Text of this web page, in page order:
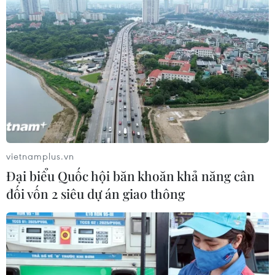
#Mưa lớn #Ngập lụt #Bến Tre
Bến Tre
Vĩnh Long
Theo dõi VietnamPlus
TIN LIÊN QUAN
vietnamplus.vn
Đại biểu Quốc hội băn khoăn khả năng cân
đối vốn 2 siêu dự án giao thông